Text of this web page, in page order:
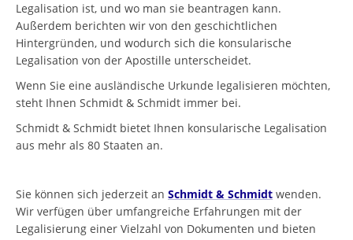
Legalisation ist, und wo man sie beantragen kann.
Außerdem berichten wir von den geschichtlichen
Hintergründen, und wodurch sich die konsularische
Legalisation von der Apostille unterscheidet.
Wenn Sie eine ausländische Urkunde legalisieren möchten,
steht Ihnen Schmidt & Schmidt immer bei.
Schmidt & Schmidt bietet Ihnen konsularische Legalisation
aus mehr als 80 Staaten an.
Sie können sich jederzeit an Schmidt & Schmidt wenden.
Wir verfügen über umfangreiche Erfahrungen mit der
Legalisierung einer Vielzahl von Dokumenten und bieten